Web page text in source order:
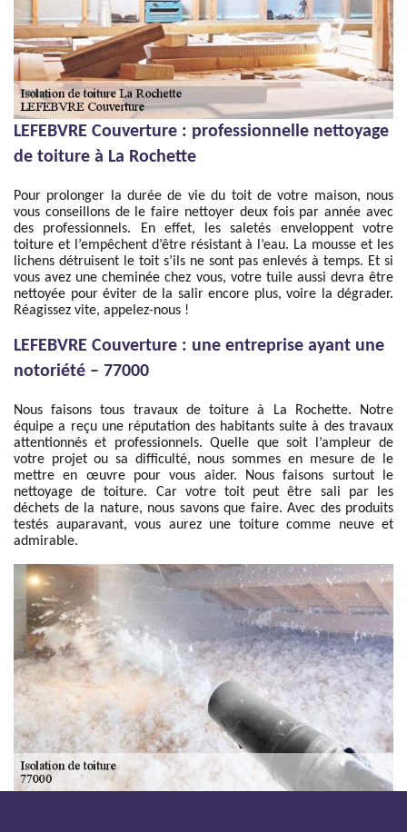
LEFEBVRE Couverture : professionnelle nettoyage
de toiture à La Rochette
Pour prolonger la durée de vie du toit de votre maison, nous
vous conseillons de le faire nettoyer deux fois par année avec
des professionnels. En effet, les saletés enveloppent votre
toiture et l’empêchent d’être résistant à l’eau. La mousse et les
lichens détruisent le toit s’ils ne sont pas enlevés à temps. Et si
vous avez une cheminée chez vous, votre tuile aussi devra être
nettoyée pour éviter de la salir encore plus, voire la dégrader.
Réagissez vite, appelez-nous !
LEFEBVRE Couverture : une entreprise ayant une
notoriété – 77000
Nous faisons tous travaux de toiture à La Rochette. Notre
équipe a reçu une réputation des habitants suite à des travaux
attentionnés et professionnels. Quelle que soit l’ampleur de
votre projet ou sa difficulté, nous sommes en mesure de le
mettre en œuvre pour vous aider. Nous faisons surtout le
nettoyage de toiture. Car votre toit peut être sali par les
déchets de la nature, nous savons que faire. Avec des produits
testés auparavant, vous aurez une toiture comme neuve et
admirable.